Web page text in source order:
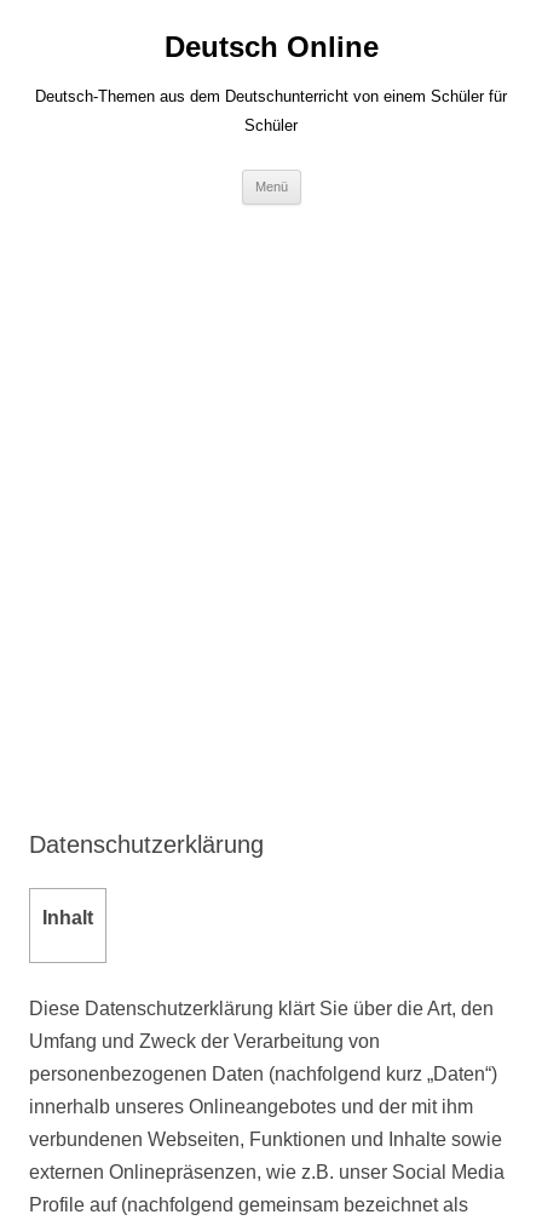
Deutsch Online
Deutsch-Themen aus dem Deutschunterricht von einem Schüler für
Schüler
Menü
Datenschutzerklärung
Inhalt
Diese Datenschutzerklärung klärt Sie über die Art, den
Umfang und Zweck der Verarbeitung von
personenbezogenen Daten (nachfolgend kurz „Daten“)
innerhalb unseres Onlineangebotes und der mit ihm
verbundenen Webseiten, Funktionen und Inhalte sowie
externen Onlinepräsenzen, wie z.B. unser Social Media
Profile auf (nachfolgend gemeinsam bezeichnet als